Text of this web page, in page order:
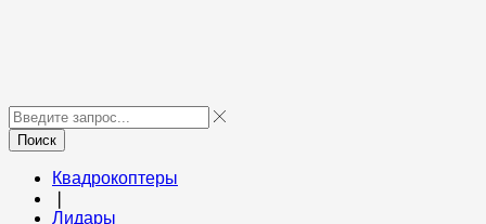
Поиск
Квадрокоптеры
Лидары